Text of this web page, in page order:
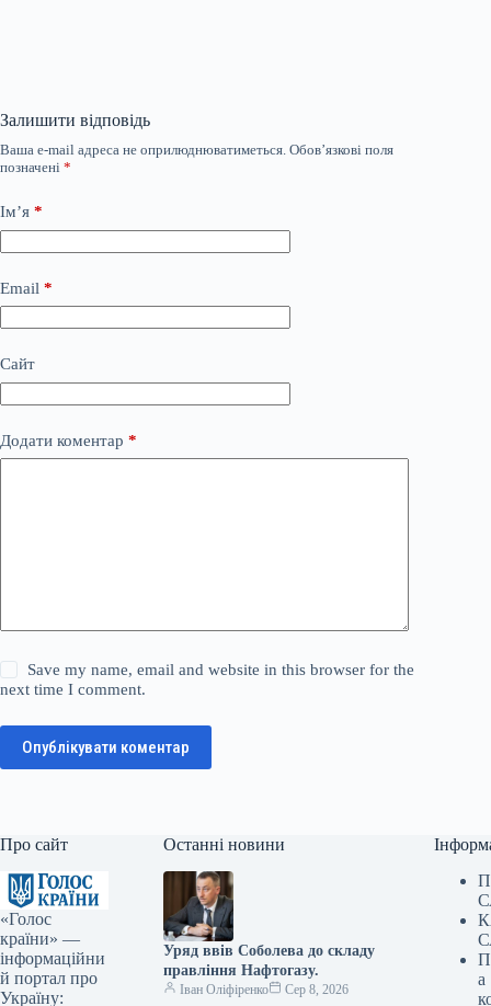
Залишити відповідь
Ваша e-mail адреса не оприлюднюватиметься. Обов’язкові поля
позначені *
Ім’я *
Email *
Сайт
Додати коментар *
Save my name, email and website in this browser for the
next time I comment.
Опублікувати коментар
Про сайт
«Голос
країни» —
інформаційни
й портал про
Україну:
Останні новини
Уряд ввів Соболева до складу
правління Нафтогазу.
Іван Оліфіренко
Сер 8, 2026
а